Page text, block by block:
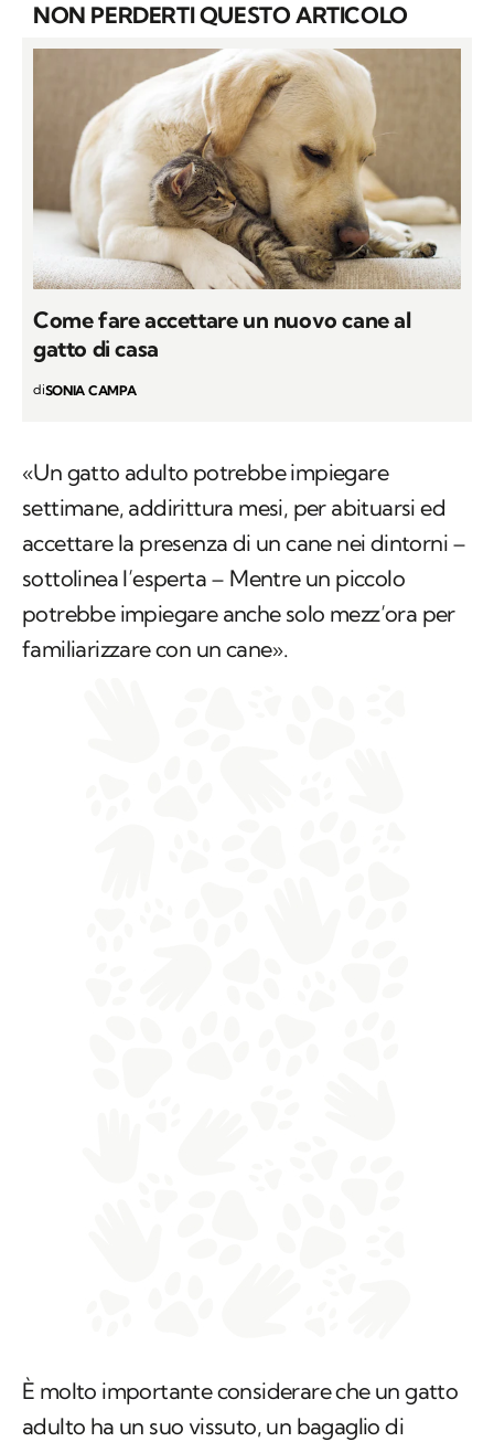
NON PERDERTI QUESTO ARTICOLO
Come fare accettare un nuovo cane al
gatto di casa
diSONIA CAMPA
«Un gatto adulto potrebbe impiegare
settimane, addirittura mesi, per abituarsi ed
accettare la presenza di un cane nei dintorni –
sottolinea l’esperta – Mentre un piccolo
potrebbe impiegare anche solo mezz’ora per
familiarizzare con un cane».
È molto importante considerare che un gatto
adulto ha un suo vissuto, un bagaglio di